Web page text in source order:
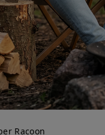
Racoon